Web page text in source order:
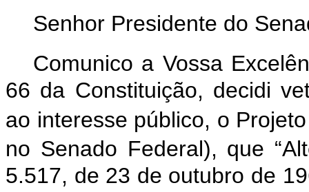
Senhor Presidente do
Comunico a Vossa
66 da Constituição, decidi
ao interesse público, o
no Senado Federal), que
5.517, de 23 de outubro de